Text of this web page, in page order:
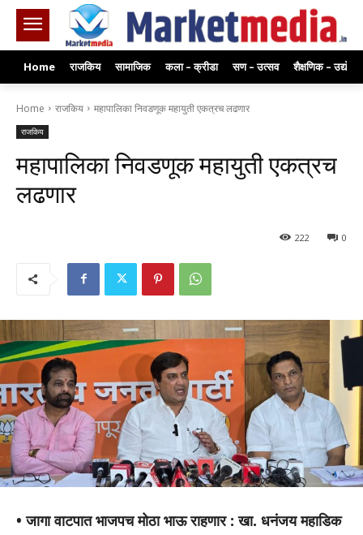
Home राजकिय सामाजिक कला – क्रीडा सण – उत्सव शैक्षणिक – उद्योग
Home राजकिय महापालिका निवडणूक महायुती एकत्रच लढणार
राजकिय
महापालिका निवडणूक महायुती एकत्रच
लढणार
0
222
• जागा वाटपात भाजपच मोठा भाऊ राहणार : खा. धनंजय महाडिक